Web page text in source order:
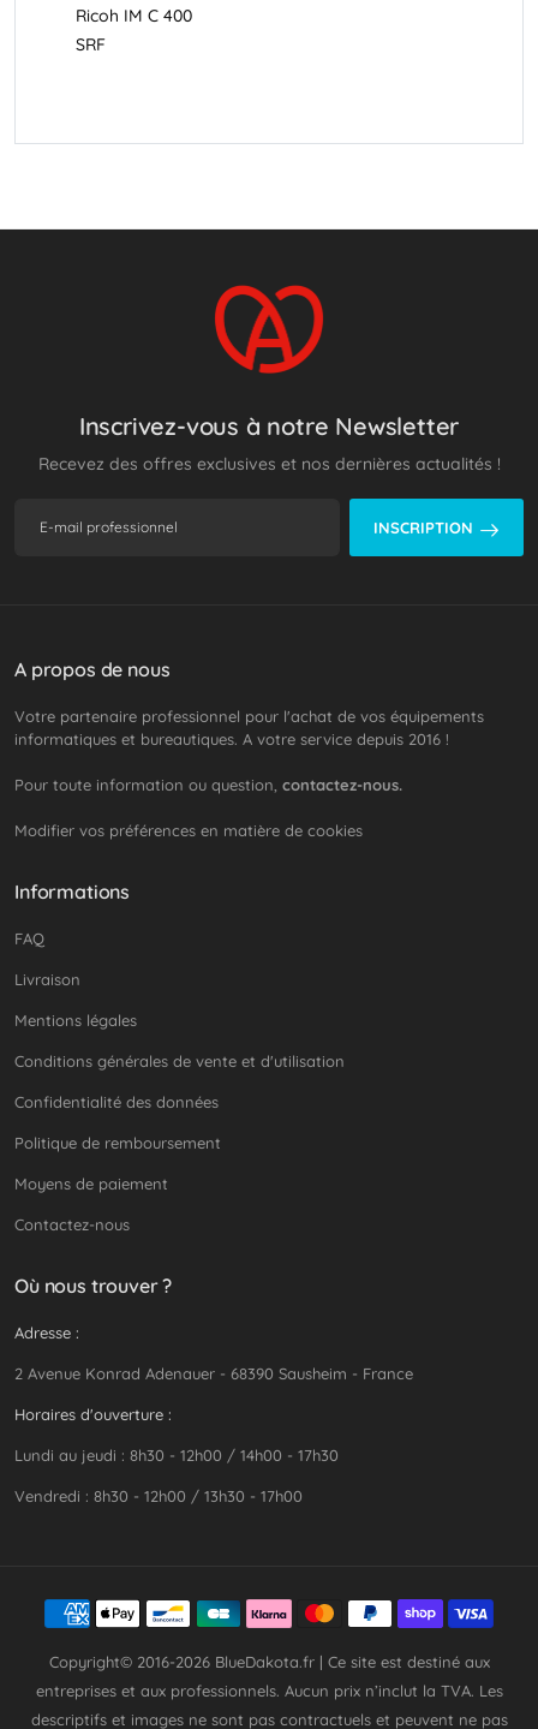
Ricoh IM C 400
SRF
Inscrivez-vous à notre Newsletter
Recevez des offres exclusives et nos dernières actualités !
INSCRIPTION
A propos de nous
Votre partenaire professionnel pour l'achat de vos équipements
informatiques et bureautiques. A votre service depuis 2016 !
Pour toute information ou question, contactez-nous.
Modifier vos préférences en matière de cookies
Informations
FAQ
Livraison
Mentions légales
Conditions générales de vente et d'utilisation
Confidentialité des données
Politique de remboursement
Moyens de paiement
Contactez-nous
Où nous trouver ?
Adresse :
2 Avenue Konrad Adenauer - 68390 Sausheim - France
Horaires d'ouverture :
Lundi au jeudi : 8h30 - 12h00 / 14h00 - 17h30
Vendredi : 8h30 - 12h00 / 13h30 - 17h00
Copyright© 2016-2026 BlueDakota.fr| Ce site est destiné aux
entreprises et aux professionnels. Aucun prix n’inclut la TVA. Les
descriptifs et images ne sont pas contractuels et peuvent ne pas